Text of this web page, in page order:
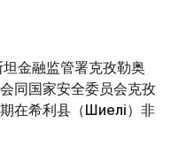
坦金融监管署克孜勒奥
同国家安全委员会克孜
在希利县（Шиелі）非